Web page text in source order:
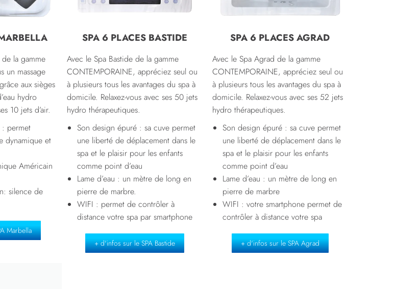
la gamme
un massage
aux sièges
hydro
10 jets d’air.
: permet
dynamique et
Américain
silence de
Marbella
SPA 6 PLACES BASTIDE
Avec le Spa Bastide de la gamme
CONTEMPORAINE, appréciez seul ou
à plusieurs tous les avantages du spa à
domicile. Relaxez-vous avec ses 50 jets
hydro thérapeutiques.
Son design épuré : sa cuve permet
une liberté de déplacement dans le
spa et le plaisir pour les enfants
comme point d’eau
Lame d’eau : un mètre de long en
pierre de marbre.
WIFI : permet de contrôler à
distance votre spa par smartphone
+ d'infos sur le SPA Bastide
SPA 6 PLACES AGRAD
Avec le Spa Agrad de la gamme
CONTEMPORAINE, appréciez seul ou
à plusieurs tous les avantages du spa à
domicile. Relaxez-vous avec ses 52 jets
hydro thérapeutiques.
Son design épuré : sa cuve permet
une liberté de déplacement dans le
spa et le plaisir pour les enfants
comme point d’eau
Lame d’eau : un mètre de long en
pierre de marbre
WIFI : votre smartphone permet de
contrôler à distance votre spa
+ d'infos sur le SPA Agrad